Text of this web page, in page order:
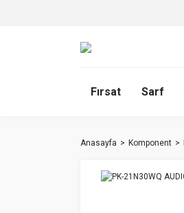
Fırsat Sarf
Anasayfa Komponent